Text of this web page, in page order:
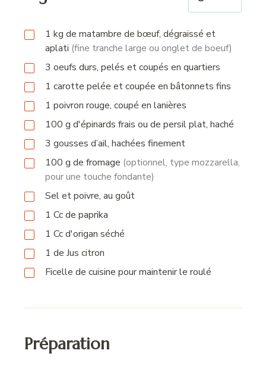
1 kg de matambre de bœuf, dégraissé et
aplati (fine tranche large ou onglet de boeuf)
3 oeufs durs, pelés et coupés en quartiers
1 carotte pelée et coupée en bâtonnets fins
1 poivron rouge, coupé en lanières
100 g d'épinards frais ou de persil plat, haché
3 gousses d’ail, hachées finement
100 g de fromage (optionnel, type mozzarella,
pour une touche fondante)
Sel et poivre, au goût
1 Ccde paprika
1 Ccd'origan séché
1 de Jus citron
Ficelle de cuisine pour maintenir le roulé
Préparation